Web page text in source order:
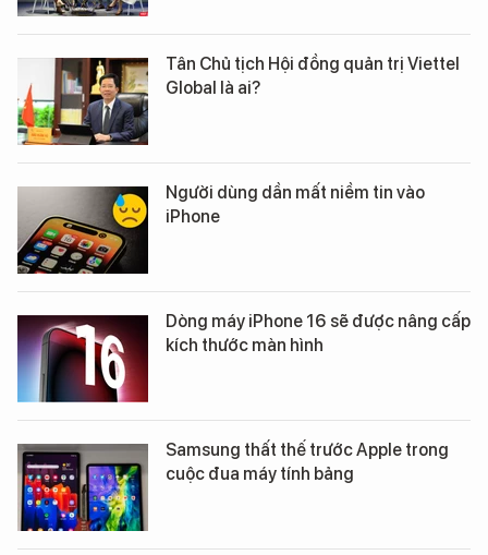
Tân Chủ tịch Hội đồng quản trị Viettel
Global là ai?
Người dùng dần mất niềm tin vào
iPhone
Dòng máy iPhone 16 sẽ được nâng cấp
kích thước màn hình
Samsung thất thế trước Apple trong
cuộc đua máy tính bảng